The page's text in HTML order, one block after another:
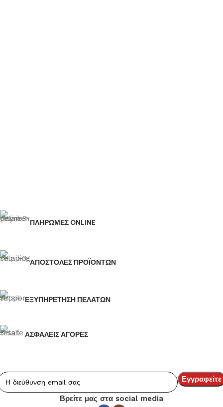
ΠΛΗΡΩΜΕΣ ONLINE
ΑΠΟΣΤΟΛΕΣ ΠΡΟΪΟΝΤΩΝ
ΕΞΥΠΗΡΕΤΗΣΗ ΠΕΛΑΤΩΝ
ΑΣΦΑΛΕΙΣ ΑΓΟΡΕΣ
Βρείτε μας στα social media